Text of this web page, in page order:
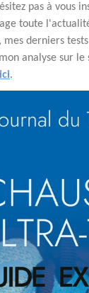
pas à vous
toute
mes derniers
analyse sur le
.